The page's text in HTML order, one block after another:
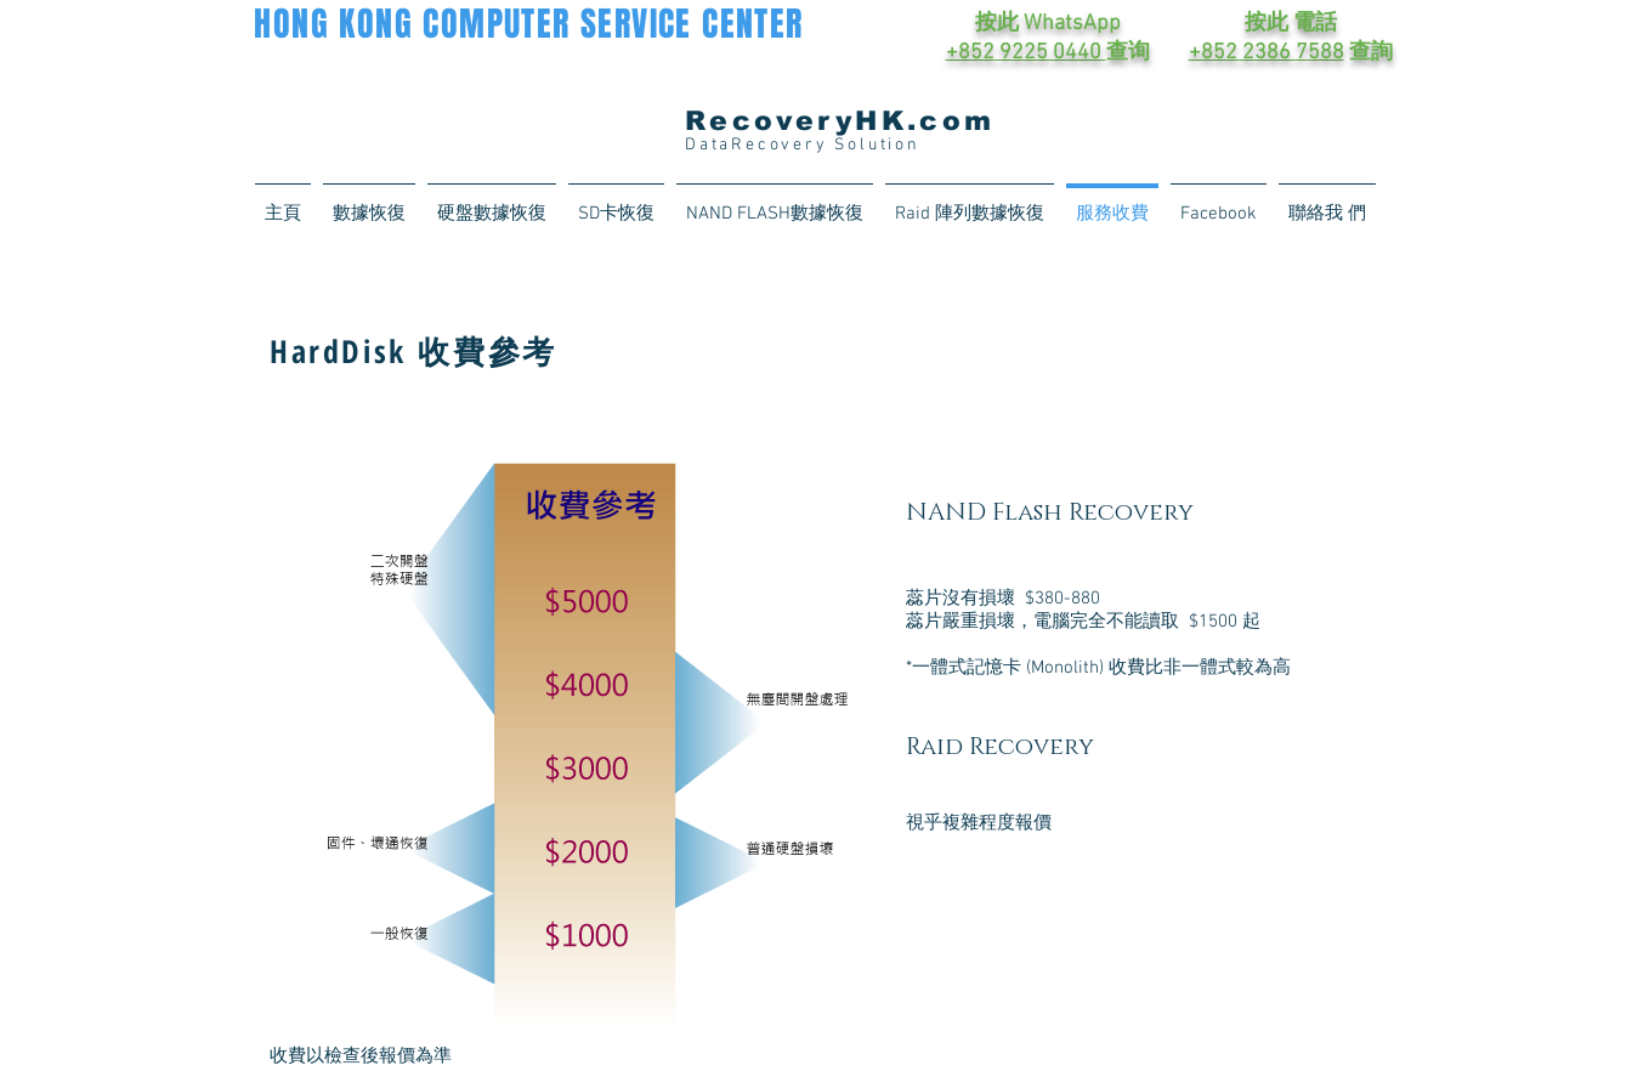
HONG KONG COMPUTER SERVICE CENTER
按此 WhatsApp
+852 9225 0440 查询
按此 電話
+852 2386 7588查詢
RecoveryHK.com
DataRecovery Solution
主頁 數據恢復 硬盤數據恢復 SD卡恢復 NAND FLASH數據恢復 Raid 陣列數據恢復 服務收費 Facebook 聯絡我 們
收費以檢查後報價為準
HardDisk 收費參考
NAND Flash Recovery
蕊片沒有損壞 $380-880
蕊片嚴重損壞，電腦完全不能讀取 $1500 起
*一體式記憶卡 (Monolith) 收費比非一體式較為高
Raid Recovery
視乎複雜程度報價